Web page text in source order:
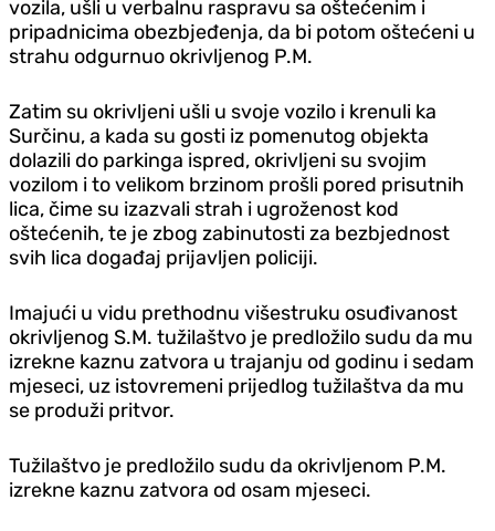
vozila, ušli u verbalnu raspravu sa oštećenim i
pripadnicima obezbjeđenja, da bi potom oštećeni u
strahu odgurnuo okrivljenog P.M.
Zatim su okrivljeni ušli u svoje vozilo i krenuli ka
Surčinu, a kada su gosti iz pomenutog objekta
dolazili do parkinga ispred, okrivljeni su svojim
vozilom i to velikom brzinom prošli pored prisutnih
lica, čime su izazvali strah i ugroženost kod
oštećenih, te je zbog zabinutosti za bezbjednost
svih lica događaj prijavljen policiji.
Imajući u vidu prethodnu višestruku osuđivanost
okrivljenog S.M. tužilaštvo je predložilo sudu da mu
izrekne kaznu zatvora u trajanju od godinu i sedam
mjeseci, uz istovremeni prijedlog tužilaštva da mu
se produži pritvor.
Tužilaštvo je predložilo sudu da okrivljenom P.M.
izrekne kaznu zatvora od osam mjeseci.